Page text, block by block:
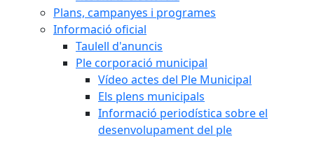
Plans, campanyes i programes
Informació oficial
Taulell d'anuncis
Ple corporació municipal
Vídeo actes del Ple Municipal
Els plens municipals
Informació periodística sobre el
desenvolupament del ple